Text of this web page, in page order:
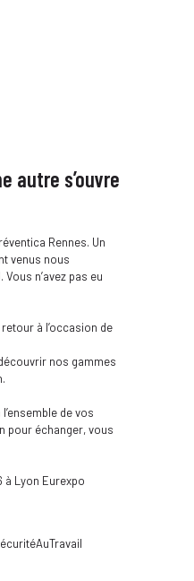
autre s’ouvre
Rennes. Un
venus nous
n’avez pas eu
à l’occasion de
nos gammes
de vos
pour échanger, vous
à Lyon Eurexpo